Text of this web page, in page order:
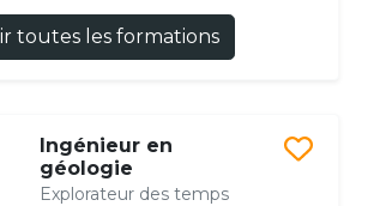
toutes les formations
Ingénieur en
géologie
Explorateur des temps